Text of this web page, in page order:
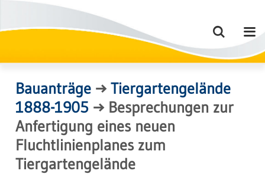
Bauanträge →Tiergartengelände
1888-1905 → Besprechungen zur
Anfertigung eines neuen
Fluchtlinienplanes zum
Tiergartengelände